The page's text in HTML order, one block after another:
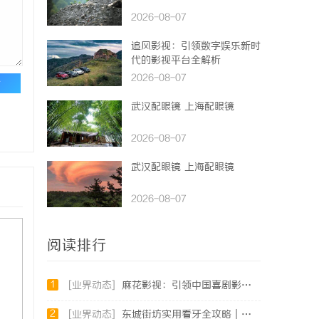
2026-08-07
追风影视：引领数字娱乐新时
代的影视平台全解析
2026-08-07
武汉配眼镜 上海配眼镜
2026-08-07
武汉配眼镜 上海配眼镜
2026-08-07
阅读排行
1 [业界动态] 麻花影视：引领中国喜剧影视作品的创新与发展之路
2 [业界动态] 东城街坊实用看牙全攻略｜牙松动修复、微创智齿、数字化种牙指南